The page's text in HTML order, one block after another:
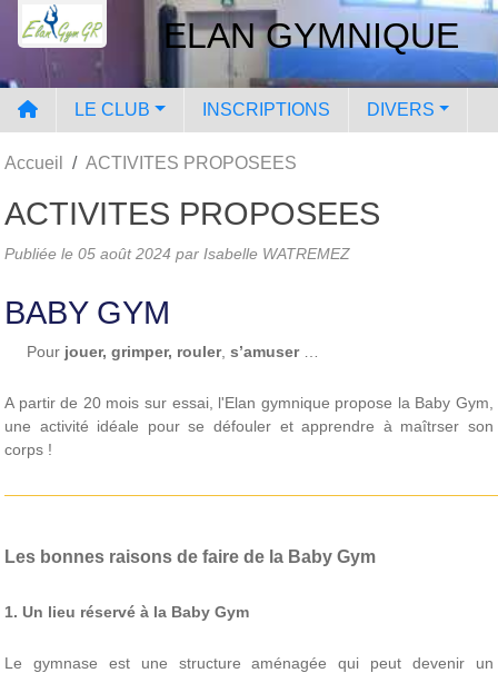
ELAN GYMNIQUE
LE CLUB INSCRIPTIONS DIVERS
Accueil ACTIVITES PROPOSEES
ACTIVITES PROPOSEES
Publiée le 05 août 2024 par Isabelle WATREMEZ
BABY GYM
Pour jouer, grimper, rouler, s’amuser…
A partir de 20 mois sur essai, l'Elan gymnique propose la Baby Gym,
une activité idéale pour se défouler et apprendre à maîtrser son
corps !
Les bonnes raisons de faire de la Baby Gym
1. Un lieu réservé à la Baby Gym
Le gymnase est une structure aménagée qui peut devenir un
Panneau de gestion des cookies